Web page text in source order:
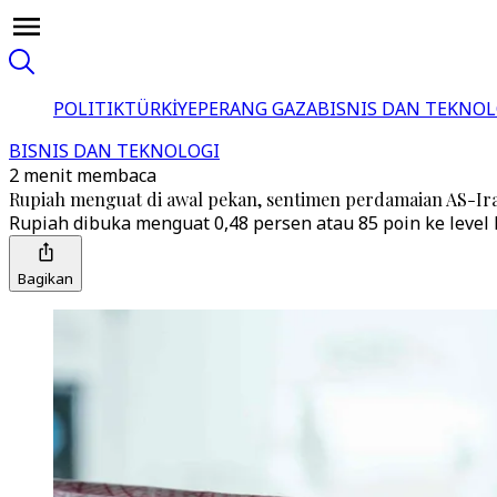
POLITIKTÜRKİYEPERANG GAZABISNIS DAN
BISNIS DAN TEKNOLOGI
2 menit membaca
Rupiah menguat di awal pekan, sentimen perdamaian AS-
Rupiah dibuka menguat 0,48 persen atau 85 poin ke
Bagikan